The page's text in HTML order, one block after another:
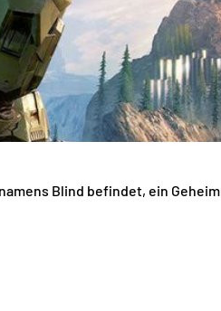
Blind befindet, ein